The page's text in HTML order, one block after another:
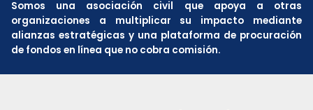
Somos una asociación civil que apoya a otras
organizaciones a multiplicar su impacto mediante
alianzas estratégicas y una plataforma de procuración
de fondos en línea que no cobra comisión.